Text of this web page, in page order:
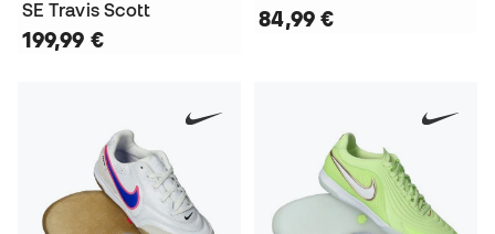
SE Travis Scott
199,99 €
84,99 €